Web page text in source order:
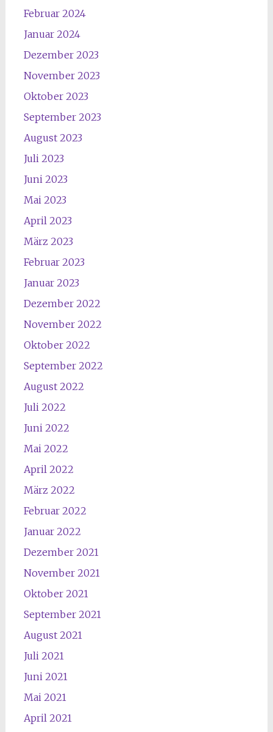
Februar 2024
Januar 2024
Dezember 2023
November 2023
Oktober 2023
September 2023
August 2023
Juli 2023
Juni 2023
Mai 2023
April 2023
März 2023
Februar 2023
Januar 2023
Dezember 2022
November 2022
Oktober 2022
September 2022
August 2022
Juli 2022
Juni 2022
Mai 2022
April 2022
März 2022
Februar 2022
Januar 2022
Dezember 2021
November 2021
Oktober 2021
September 2021
August 2021
Juli 2021
Juni 2021
Mai 2021
April 2021